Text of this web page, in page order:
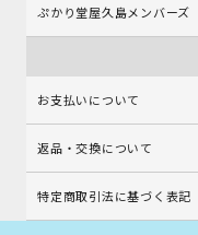
ぷかり堂屋久島メンバーズ
お支払いについて
返品・交換について
特定商取引法に基づく表記